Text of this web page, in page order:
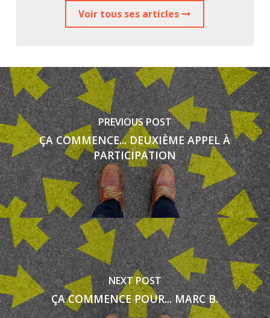
Voir tous ses articles
PREVIOUS POST
ÇA COMMENCE... DEUXIÈME APPEL À
PARTICIPATION
NEXT POST
ÇA COMMENCE POUR... MARC B.